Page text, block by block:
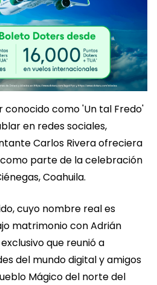
conocido como 'Un tal Fredo'
en redes sociales,
Carlos Rivera ofreciera
parte de la celebración
Coahuila.
cuyo nombre real es
matrimonio con Adrián
que reunió a
del mundo digital y amigos
Mágico del norte del